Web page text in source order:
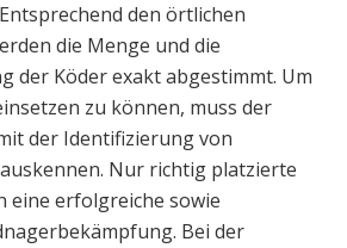
den örtlichen
die Menge und die
der Köder exakt abgestimmt. Um
zu können, muss der
der Identifizierung von
Nur richtig platzierte
eine erfolgreiche sowie
Bei der